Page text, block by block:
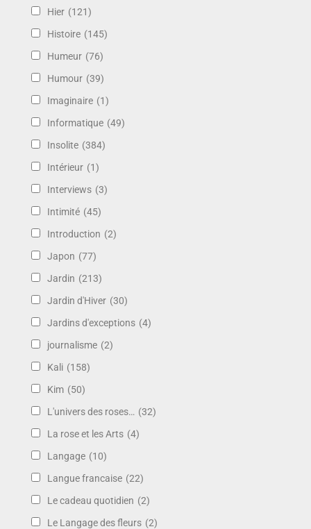
Hier (121)
Histoire (145)
Humeur (76)
Humour (39)
Imaginaire (1)
Informatique (49)
Insolite (384)
Intérieur (1)
Interviews (3)
Intimité (45)
Introduction (2)
Japon (77)
Jardin (213)
Jardin d'Hiver (30)
Jardins d'exceptions (4)
journalisme (2)
Kali (158)
Kim (50)
L'univers des roses… (32)
La rose et les Arts (4)
Langage (10)
Langue francaise (22)
Le cadeau quotidien (2)
Le Langage des fleurs (2)